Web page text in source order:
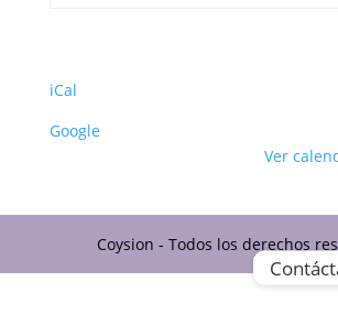
iCal
Google
Ver
Coysion - Todos los derechos